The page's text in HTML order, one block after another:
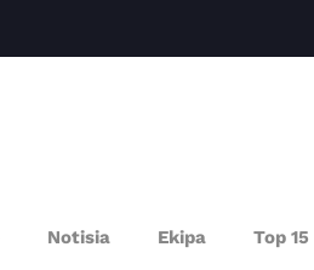
Notisia Ekipa Top 15